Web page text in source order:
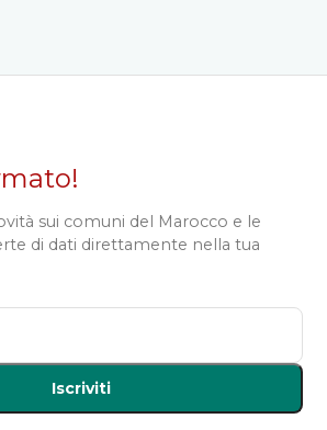
sui comuni del Marocco e le
di dati direttamente nella tua
Iscriviti